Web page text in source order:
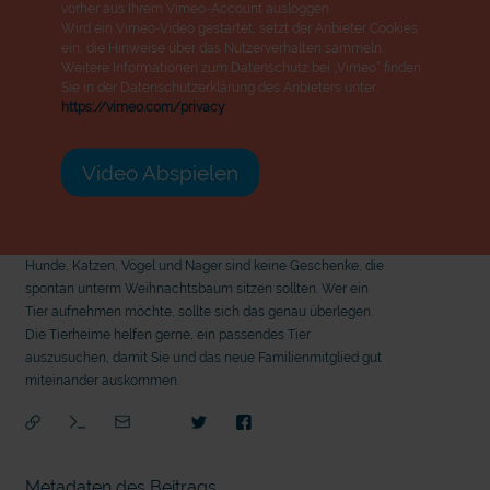
vorher aus Ihrem Vimeo-Account ausloggen.
Wird ein Vimeo-Video gestartet, setzt der Anbieter Cookies
ein, die Hinweise über das Nutzerverhalten sammeln.
Weitere Informationen zum Datenschutz bei „Vimeo“ finden
Sie in der Datenschutzerklärung des Anbieters unter:
https://vimeo.com/privacy
Video Abspielen
Hunde, Katzen, Vögel und Nager sind keine Geschenke, die
spontan unterm Weihnachtsbaum sitzen sollten. Wer ein
Tier aufnehmen möchte, sollte sich das genau überlegen.
Die Tierheime helfen gerne, ein passendes Tier
auszusuchen, damit Sie und das neue Familienmitglied gut
miteinander auskommen.